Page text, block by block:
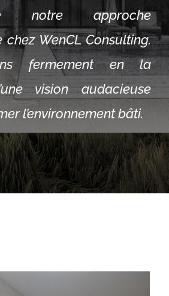
notre approche
WenCL Consulting.
fermement en la
vision audacieuse
l’environnement bâti.